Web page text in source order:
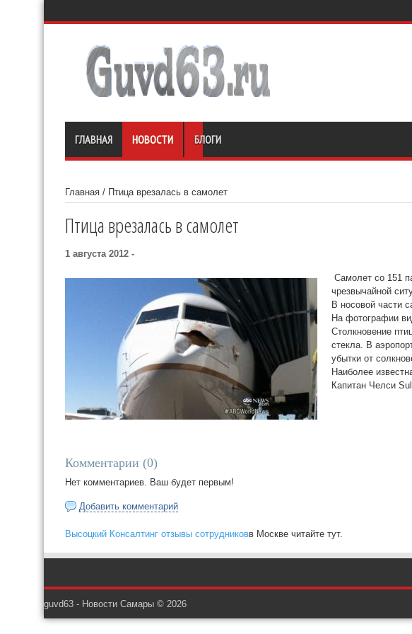
ГЛАВНАЯ НОВОСТИ БЛОГИ
Главная / Птица врезалась в самолет
Птица врезалась в самолет
1 августа 2012 -
Самолет со 151
чрезвычайной
В носовой части
На фотографии
Столкновение
стекла. В
убытки от
Наиболее
Капитан Челси
Комментарии (0)
Нет комментариев. Ваш будет первым!
Добавить комментарий
Высоцкий Консалтинг отзывы сотрудниковв Москве читайте тут.
guvd63 - Новости Самары © 2026